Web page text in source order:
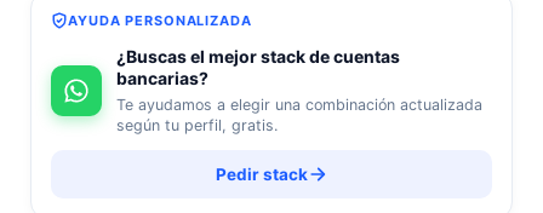
AYUDA PERSONALIZADA
¿Buscas el mejor stack de cuentas
bancarias?
Te ayudamos a elegir una combinación actualizada
según tu perfil, gratis.
Pedir stack